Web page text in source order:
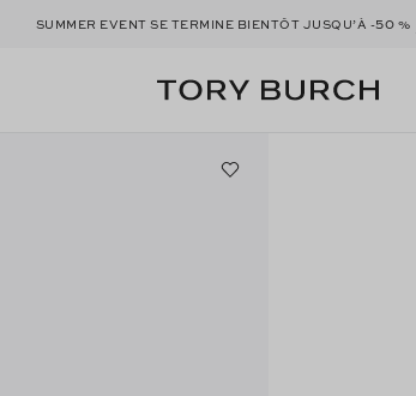
SUMMER EVENT SE TERMINE BIENTÔT JUSQU’À -50 %